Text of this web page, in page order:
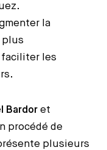
la
plus
les
Bardor et
procédé de
plusieurs